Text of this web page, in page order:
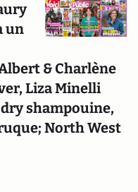
un
& Charlène
Liza Minelli
shampouine,
North West